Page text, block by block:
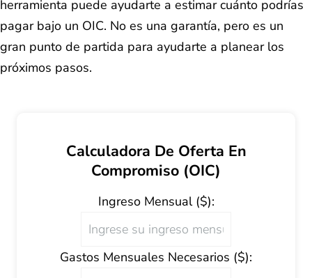
herramienta puede ayudarte a estimar cuánto podrías
pagar bajo un OIC. No es una garantía, pero es un
gran punto de partida para ayudarte a planear los
próximos pasos.
Calculadora De Oferta En
Compromiso (OIC)
Ingreso Mensual ($):
Gastos Mensuales Necesarios ($):